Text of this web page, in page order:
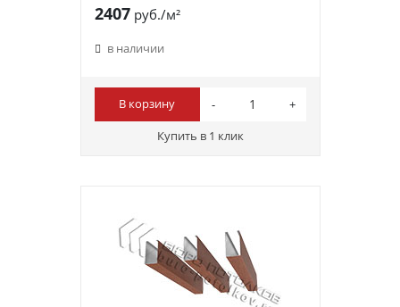
2407руб./м²
в наличии
В корзину
Купить в 1 клик